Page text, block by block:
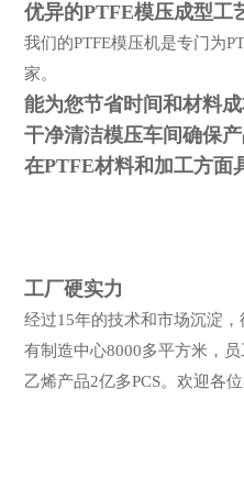
优异的PTFE模压成型工
我们的PTFE模压机是专门为
家。
能为您节省时间和材料
干净清洁模压车间确保
在PTFE材料和加工方面
工厂硬实力
经过15年的技术和市场沉淀
有制造中心8000多平方米，
乙烯产品2亿多PCS。欢迎各